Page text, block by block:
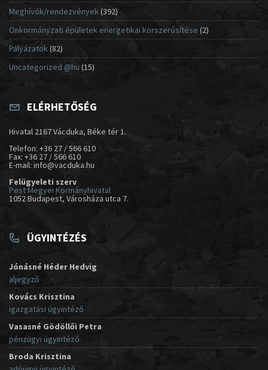
Meghívók/rendezvények (392)
Önkormányzati épületek energetikai korszerűsítése (2)
Pályázatok (82)
Uncategorized @hu (15)
ELÉRHETŐSÉG
Hivatal 2167 Vácduka, Béke tér 1.
Telefon: +36 27 / 566 610
Fax: +36 27 / 566 610
E-mail: info@vacduka.hu
Felügyeleti szerv
Pest Megyei Kormányhivatal
1052 Budapest, Városháza utca 7.
ÜGYINTÉZÉS
Jónásné Héder Hedvig
aljegyző
Kovács Krisztina
igazgatási ügyintéző
Vasasné Gödöllői Petra
pénzügyi ügyintéző
Broda Krisztina